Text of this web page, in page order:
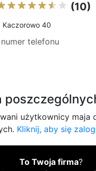
(10)
Kaczorowo 40
telefonu
użytkownicy maja
Kliknij, aby się
To Twoja firma?